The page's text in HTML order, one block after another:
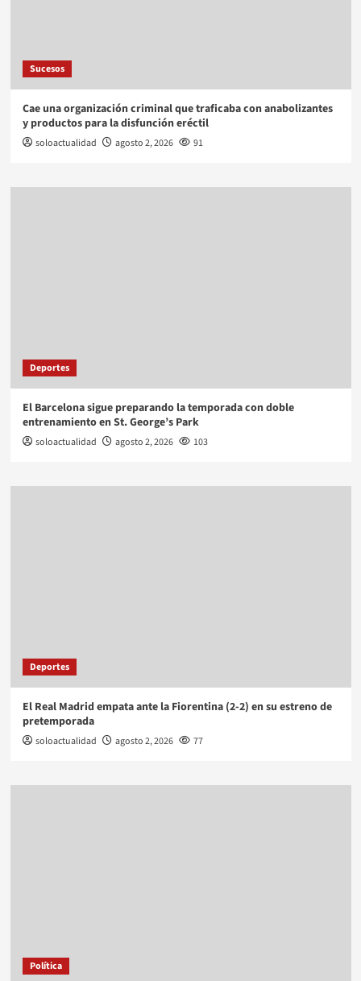
Sucesos
Cae una organización criminal que traficaba con anabolizantes
y productos para la disfunción eréctil
soloactualidad agosto 2, 2026 91
Deportes
El Barcelona sigue preparando la temporada con doble
entrenamiento en St. George’s Park
soloactualidad agosto 2, 2026 103
Deportes
El Real Madrid empata ante la Fiorentina (2-2) en su estreno de
pretemporada
soloactualidad agosto 2, 2026 77
Política